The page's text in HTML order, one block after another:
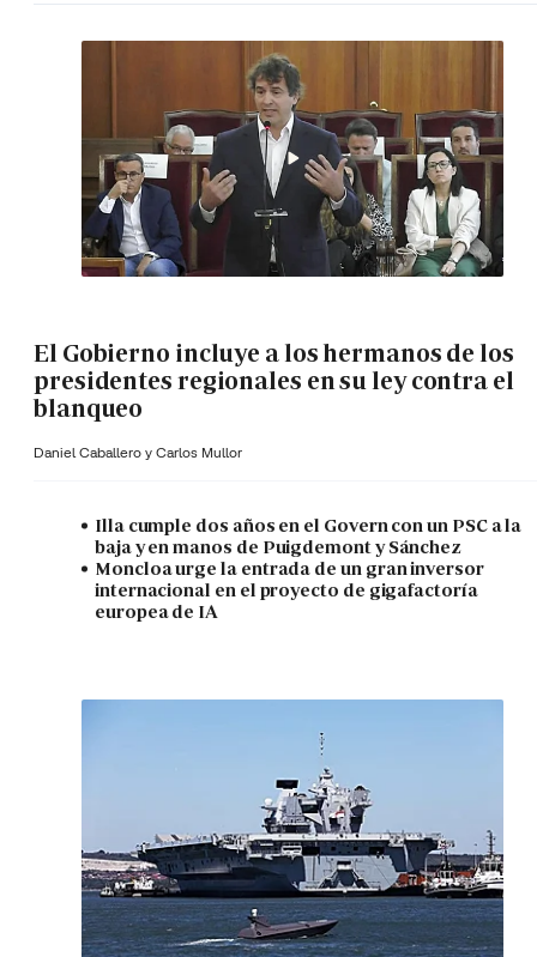
El Gobierno incluye a los hermanos de los
presidentes regionales en su ley contra el
blanqueo
Daniel Caballero y Carlos Mullor
Illa cumple dos años en el Govern con un PSC a la
baja y en manos de Puigdemont y Sánchez
Moncloa urge la entrada de un gran inversor
internacional en el proyecto de gigafactoría
europea de IA